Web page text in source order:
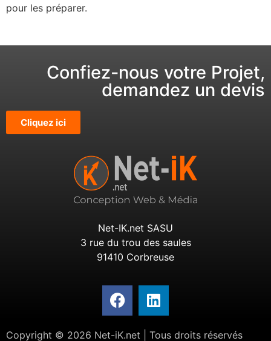
pour les préparer.
Confiez-nous votre Projet,
demandez un devis
Cliquez ici
Net-IK.net SASU
3 rue du trou des saules
91410 Corbreuse
Copyright © 2026 Net-iK.net | Tous droits réservés